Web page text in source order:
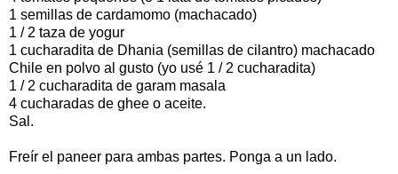
1 semillas de cardamomo (machacado)
1 / 2 taza de yogur
1 cucharadita de Dhania (semillas de cilantro) machacado
Chile en polvo al gusto (yo usé 1 / 2 cucharadita)
1 / 2 cucharadita de garam masala
4 cucharadas de ghee o aceite.
Sal.
Freír el paneer para ambas partes. Ponga a un lado.